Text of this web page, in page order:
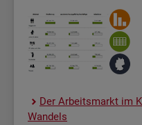
Der Ar­beits­markt im
Wan­dels